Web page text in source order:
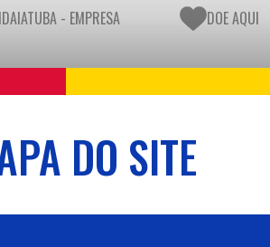
- EMPRESA DOE AQUI
DO SITE